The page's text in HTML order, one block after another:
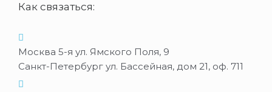
Как связаться:
Москва 5-я ул. Ямского Поля, 9
Санкт-Петербург ул. Бассейная, дом 21, оф. 711